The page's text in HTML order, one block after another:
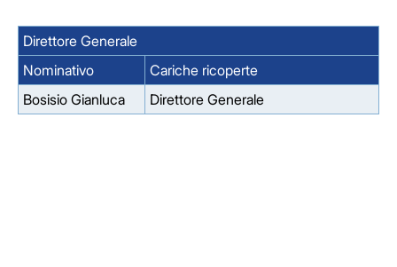
Direttore Generale
Nominativo
Cariche ricoperte
Bosisio Gianluca
Direttore Generale